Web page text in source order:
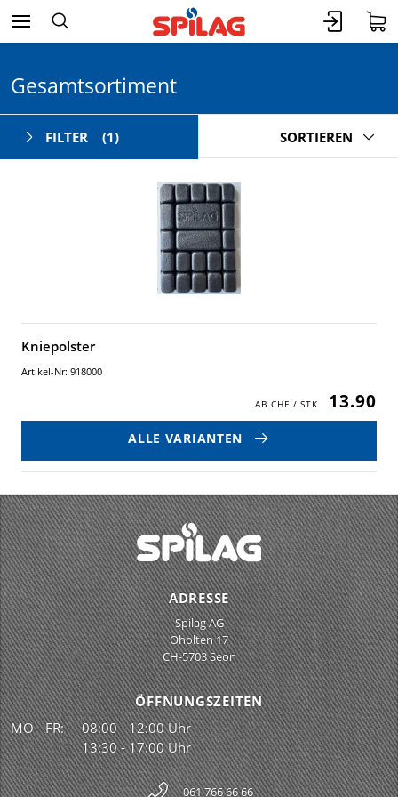
Gesamtsortiment
FILTER (1) SORTIEREN
Kniepolster
Artikel-Nr: 918000
13.90
ALLE VARIANTEN
ADRESSE
Spilag AG
Oholten 17
CH-5703 Seon
ÖFFNUNGSZEITEN
MO - FR:
08:00 - 12:00 Uhr
13:30 - 17:00 Uhr
061 766 66 66